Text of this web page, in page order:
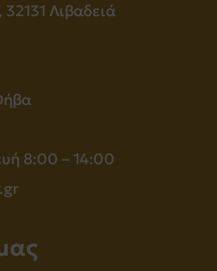
Λιβαδειά
8:00 – 14:00